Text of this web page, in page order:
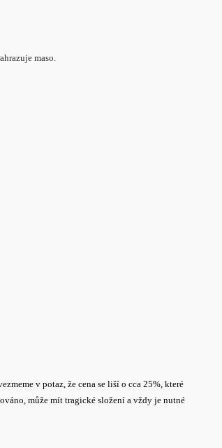
maso.
v potaz, že cena se liší o cca 25%, které
může mít tragické složení a vždy je nutné